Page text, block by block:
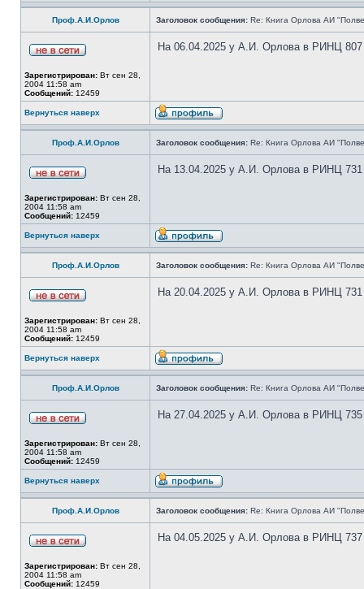
Проф.А.И.Орлов Заголовок сообщения: Re: Книга Орлова АИ
Зарегистрирован: Вт сен 28,
2004 11:58 am
Сообщений: 12459
На 06.04.2025 у А.И. Орлова в РИНЦ 807
Вернуться наверх
Проф.А.И.Орлов Заголовок сообщения: Re: Книга Орлова АИ
Зарегистрирован: Вт сен 28,
2004 11:58 am
Сообщений: 12459
На 13.04.2025 у А.И. Орлова в РИНЦ 731
Вернуться наверх
Проф.А.И.Орлов Заголовок сообщения: Re: Книга Орлова АИ
Зарегистрирован: Вт сен 28,
2004 11:58 am
Сообщений: 12459
На 20.04.2025 у А.И. Орлова в РИНЦ 731
Вернуться наверх
Проф.А.И.Орлов Заголовок сообщения: Re: Книга Орлова АИ
Зарегистрирован: Вт сен 28,
2004 11:58 am
Сообщений: 12459
На 27.04.2025 у А.И. Орлова в РИНЦ 735
Вернуться наверх
Проф.А.И.Орлов Заголовок сообщения: Re: Книга Орлова АИ
Зарегистрирован: Вт сен 28,
2004 11:58 am
Сообщений: 12459
На 04.05.2025 у А.И. Орлова в РИНЦ 737